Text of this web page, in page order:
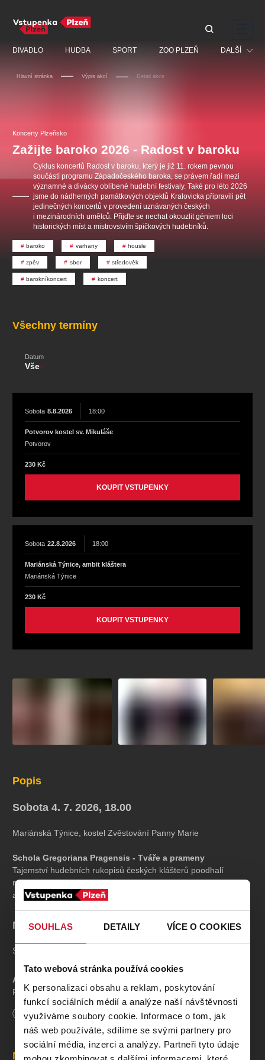
SOUHLAS DETAILY VÍCE O COOKIES
Tato webová stránka používá cookies
K personalizaci obsahu a reklam, poskytování
funkcí sociálních médií a analýze naší návštěvnosti
využíváme soubory cookie. Informace o tom, jak
náš web používáte, sdílíme se svými partnery pro
sociální média, inzerci a analýzy. Partneři tyto údaje
DIVADLO HUDBA SPORT ZOO PLZEŇ DALŠÍ
Ostatní
Pro děti
Kino
Hlavní stránka Výpis akcí Detail akce
Koncerty Plzeňsko
Zažijte baroko 2026 - Radost v baroku
Cyklus koncertů Radost v baroku, který je již 11. rokem pevnou
součástí programu Západočeského baroka, se právem řadí mezi
významné a divácky oblíbené hudební festivaly. Také pro léto 2026
jsme do nádherných památkových objektů Kralovicka připravili pět
jedinečných koncertů v provedení uznávaných českých
i mezinárodních umělců. Přijďte se nechat okouzlit géniem loci
historických míst a mistrovstvím špičkových hudebníků.
baroko varhany housle
zpěv sbor středověk
barokníkoncert koncert
Všechny termíny
Datum
Vše
Sobota 8.8.2026 18:00
Potvorov kostel sv. Mikuláše
Potvorov
230 Kč
KOUPIT VSTUPENKY
Sobota 22.8.2026 18:00
Mariánská Týnice, ambit kláštera
Mariánská Týnice
230 Kč
KOUPIT VSTUPENKY
Popis
Sobota 4. 7. 2026, 18.00
Mariánská Týnice, kostel Zvěstování Panny Marie
Schola Gregoriana Pragensis - Tváře a prameny
Tajemství hudebních rukopisů českých klášterů poodhalí
mezinárodně uznávané pěvecké těleso, které vede sbormistr
a muzikolog David Eben.
Neděle19. 7. 2026,18.00
Strážiště, kostel sv. Martina
Ars Cameralis - Cesta od středověku k baroku
Renomovaný soubor ve složení Oldřiška Richterová, Kristýna
Kosíková, Martin Matoušek a Lukáš Matoušek (umělecký
vedoucí) představí vývoj duchovní i světské hudby v Evropě
mezi 14. - 17. stoletím. Hudebníci zpívají a hrají na řadu
dobových nástrojů.
Délka 90 minut
Místa
Doporučujeme
JARO EVENT s.r.o.
Centrální rezervační
Veselá scéna Kalikovský
mlýn
Ostatní hledají
Nejnavštěvovanější
doporučujeme premiéra
koncert